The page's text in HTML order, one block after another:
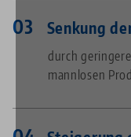
Senkung
durch
mannlosen